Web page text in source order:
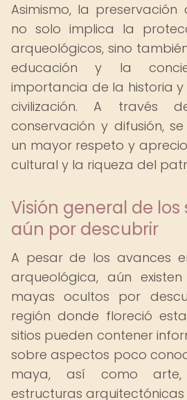
Asimismo, la
no solo implica la
arqueológicos, sino
educación y la
importancia de la historia
civilización. A través
conservación y difusión,
un mayor respeto y
cultural y la riqueza del
Visión general de
aún por descubrir
A pesar de los avances
arqueológica, aún
mayas ocultos por
región donde floreció esta
sitios pueden contener
sobre aspectos poco
maya, así como arte,
estructuras arquitectónicas